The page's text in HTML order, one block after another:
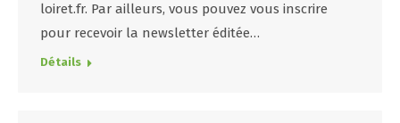
loiret.fr. Par ailleurs, vous pouvez vous inscrire
pour recevoir la newsletter éditée…
Détails